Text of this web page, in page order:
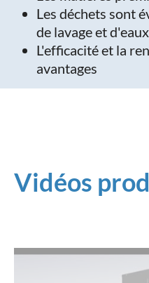
Les déchets sont
de lavage et
L'efficacité et la
avantages
Vidéos